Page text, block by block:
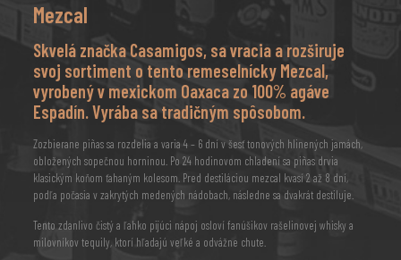
Mezcal
Skvelá značka Casamigos, sa vracia a rozširuje
svoj sortiment o tento remeselnícky Mezcal,
vyrobený v mexickom Oaxaca zo 100% agáve
Espadín. Vyrába sa tradičným spôsobom.
Zozbierane piñas sa rozdelia a varia 4 – 6 dní v šesť tonových hlinených jamách,
obložených sopečnou horninou. Po 24 hodinovom chladení sa piñas drvia
klasickým koňom ťahaným kolesom. Pred destiláciou mezcal kvasí 2 až 8 dní,
podľa počasia v zakrytých medených nádobach, následne sa dvakrát destiluje.
Tento zdanlivo čistý a ľahko pijúci nápoj osloví fanúšikov rašelinovej whisky a
milovníkov tequily, ktorí hľadajú veľké a odvážne chute.